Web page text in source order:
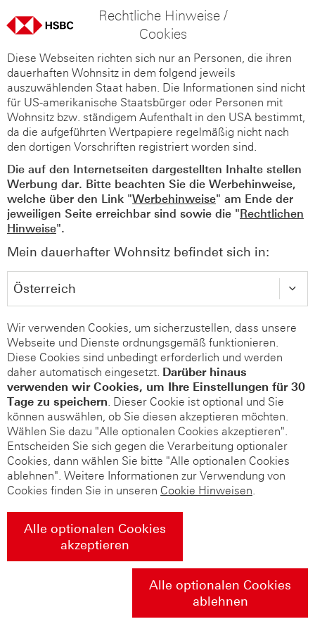
Rechtliche Hinweise /
Cookies
Diese Webseiten richten sich nur an Personen, die ihren
dauerhaften Wohnsitz in dem folgend jeweils
auszuwählenden Staat haben. Die Informationen sind nicht
für US-amerikanische Staatsbürger oder Personen mit
Wohnsitz bzw. ständigem Aufenthalt in den USA bestimmt,
da die aufgeführten Wertpapiere regelmäßig nicht nach
den dortigen Vorschriften registriert worden sind.
Die auf den Internetseiten dargestellten Inhalte stellen
Werbung dar. Bitte beachten Sie die Werbehinweise,
welche über den Link "Werbehinweise" am Ende der
jeweiligen Seite erreichbar sind sowie die "Rechtlichen
Hinweise".
Mein dauerhafter Wohnsitz befindet sich in:
Wir verwenden Cookies, um sicherzustellen, dass unsere
Webseite und Dienste ordnungsgemäß funktionieren.
Diese Cookies sind unbedingt erforderlich und werden
daher automatisch eingesetzt. Darüber hinaus
verwenden wir Cookies, um Ihre Einstellungen für 30
Tage zu speichern. Dieser Cookie ist optional und Sie
können auswählen, ob Sie diesen akzeptieren möchten.
Wählen Sie dazu "Alle optionalen Cookies akzeptieren".
Entscheiden Sie sich gegen die Verarbeitung optionaler
Cookies, dann wählen Sie bitte "Alle optionalen Cookies
ablehnen". Weitere Informationen zur Verwendung von
Cookies finden Sie in unseren Cookie Hinweisen.
Alle optionalen Cookies
akzeptieren
Alle optionalen Cookies
ablehnen